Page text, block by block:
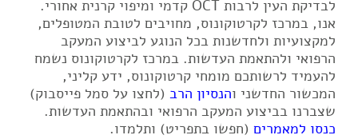
לבדיקת העין לרבות OCT קדמי ומיפוי קרנית אחורי.
אנו, במרכז לקרטוקונוס, מחויבים לטובת המטופלים,
למקצועיות ולחדשנות בכל הנוגע לביצוע המעקב
הרפואי ולהתאמת העדשות. במרכז לקרטוקונוס נשמח
להעמיד לרשותכם מומחי קרטוקונוס, ידע קליני,
המכשור החדשני והנסיון הרב (לחצו על סמל פייסבוק)
שצברנו בביצוע המעקב הרפואי ובהתאמת העדשות.
כנסו למאמרים (חפשו בתפריט) ותלמדו.